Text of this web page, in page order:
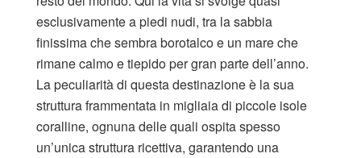
esclusivamente a piedi nudi, tra la sabbia
finissima che sembra borotalco e un mare che
rimane calmo e tiepido per gran parte dell’anno.
La peculiarità di questa destinazione è la sua
struttura frammentata in migliaia di piccole isole
coralline, ognuna delle quali ospita spesso
un’unica struttura ricettiva, garantendo una